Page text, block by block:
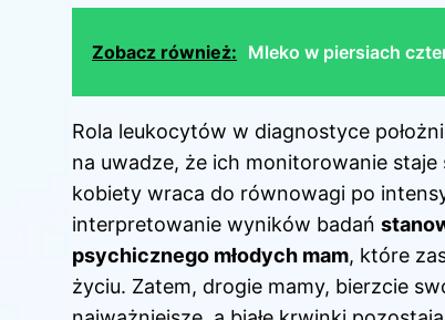
Zobacz również: Mleko w piersiach
Rola leukocytów w diagnostyce
na uwadze, że ich monitorowanie
kobiety wraca do równowagi po
interpretowanie wyników badań
psychicznego młodych mam, które
życiu. Zatem, drogie mamy, bierzcie